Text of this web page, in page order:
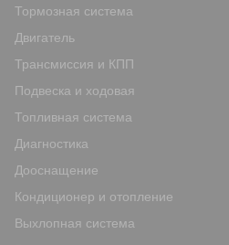
Тормозная система
Двигатель
Трансмиссия и КПП
Подвеска и ходовая
Топливная система
Диагностика
Дооснащение
Кондиционер и отопление
Выхлопная система